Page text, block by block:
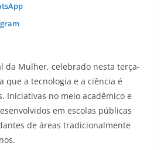
da Mulher, celebrado nesta terça-
que a tecnologia e a ciência é
Iniciativas no meio acadêmico e
em escolas públicas
de áreas tradicionalmente